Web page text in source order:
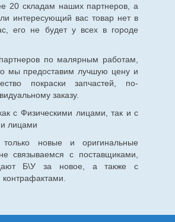
20 складам наших партнеров, а
интересующий вас товар нет в
его не будет у всех в городе
по малярным работам,
мы предоставим лучшую цену и
покраски запчастей, по-
заказу.
с Физическими лицами, так и с
лицами
новые и оригинальные
связываемся с поставщиками,
Б\У за новое, а также с